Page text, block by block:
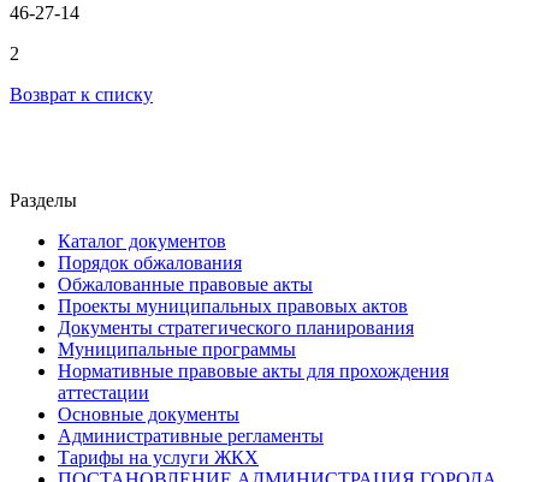
46-27-14
2
Возврат к списку
Разделы
Каталог документов
Порядок обжалования
Обжалованные правовые акты
Проекты муниципальных правовых актов
Документы стратегического планирования
Муниципальные программы
Нормативные правовые акты для прохождения
аттестации
Основные документы
Административные регламенты
Тарифы на услуги ЖКХ